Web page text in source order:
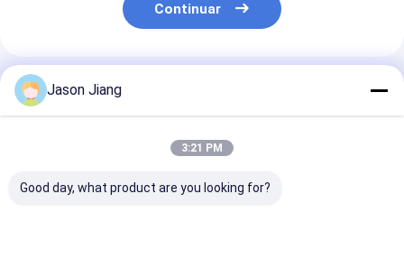
Continuar
Productos Recomendados
Jason Jiang
3:21 PM
Good day, what product are you looking for?